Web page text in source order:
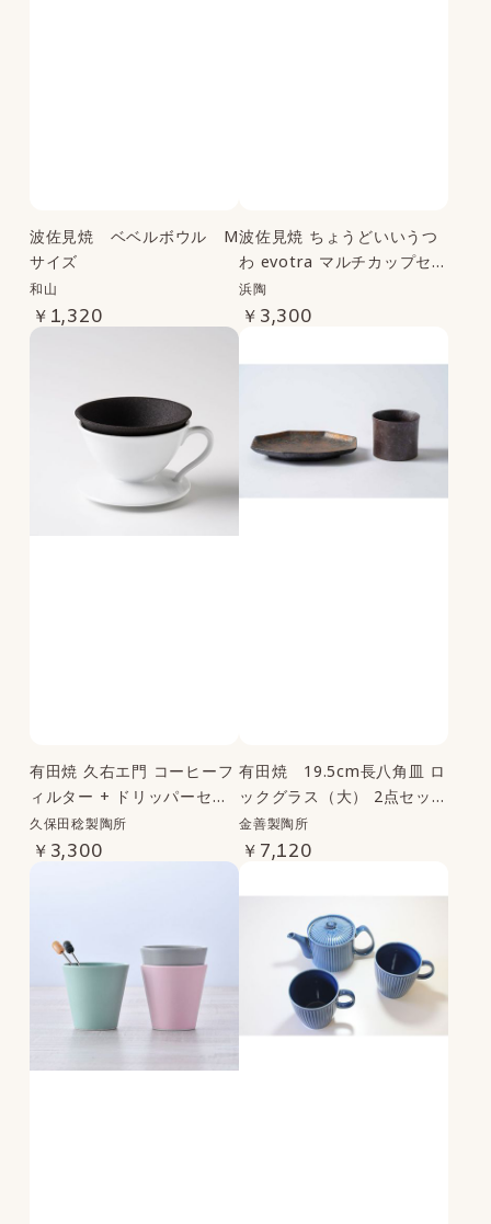
波佐見焼 ベベルボウル M
サイズ
和山
￥1,320
波佐見焼 ちょうどいいうつ
わ evotra マルチカップセッ
ト
浜陶
￥3,300
有田焼 久右エ門 コーヒーフ
ィルター + ドリッパーセッ
ト
久保田稔製陶所
￥3,300
有田焼 19.5cm長八角皿 ロ
ックグラス（大） 2点セット
｜金善製陶所
金善製陶所
￥7,120